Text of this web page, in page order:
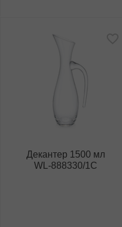
Декантер 1500 мл
WL‑888330/1C